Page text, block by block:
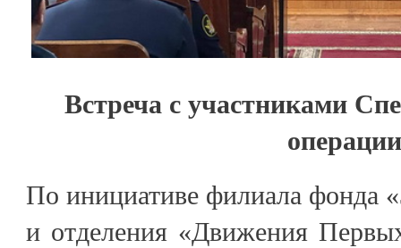
Встреча с участниками
операции
По инициативе филиала фонда
и отделения «Движения